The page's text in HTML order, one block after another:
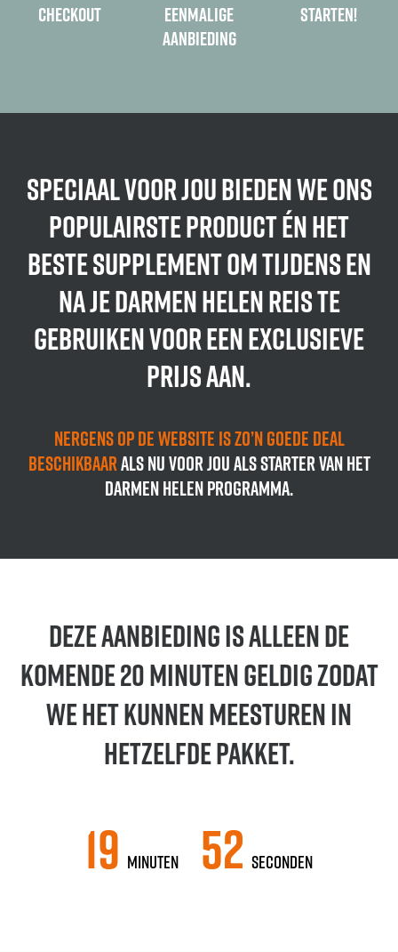
Checkout
Eenmalige
aanbieding
Starten!
Speciaal voor jou bieden we ons
populairste product én het
beste supplement om tijdens en
na je Darmen Helen reis te
gebruiken voor een exclusieve
prijs aan.
Nergens op de website is zo’n goede deal
beschikbaarals nu voor jou als starter van het
Darmen Helen programma.
Deze aanbieding is alleen de
komende 20 minuten geldig zodat
we het kunnen meesturen in
hetzelfde pakket.
19 Minuten 50 Seconden